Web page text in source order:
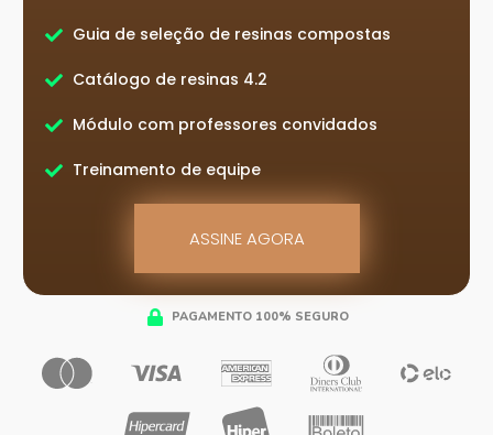
Guia de seleção de resinas compostas
Catálogo de resinas 4.2
Módulo com professores convidados
Treinamento de equipe
ASSINE AGORA
PAGAMENTO 100% SEGURO